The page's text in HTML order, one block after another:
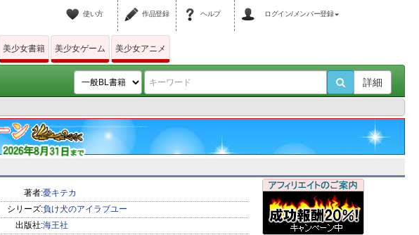
使い方 作品登録 ヘルプ ログイン/メンバー登録
美少女書籍 美少女ゲーム 美少女アニメ
詳細
著者:憂キテカ
シリーズ:負け犬のアイラブユー
出版社:海王社